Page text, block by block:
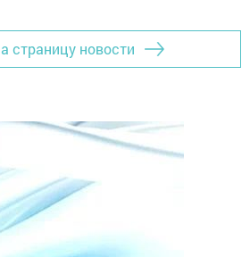
страницу новости